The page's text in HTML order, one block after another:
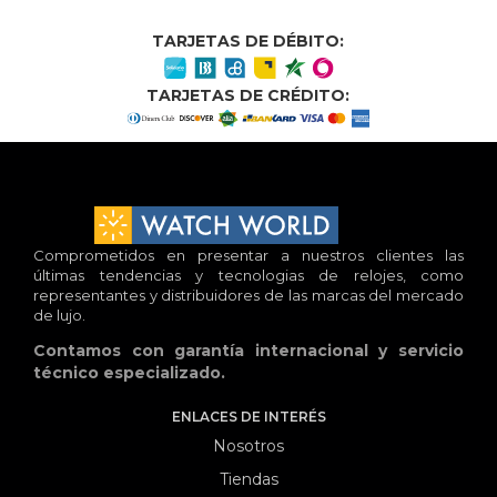
TARJETAS DE DÉBITO:
TARJETAS DE CRÉDITO:
Comprometidos en presentar a nuestros clientes las
últimas tendencias y tecnologias de relojes, como
representantes y distribuidores de las marcas del mercado
de lujo.
Contamos con garantía internacional y servicio
técnico especializado.
ENLACES DE INTERÉS
Nosotros
Tiendas